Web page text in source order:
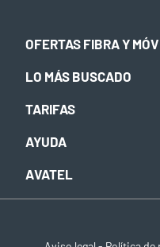
OFERTAS FIBRA Y
LO MÁS BUSCADO
TARIFAS
AYUDA
AVATEL